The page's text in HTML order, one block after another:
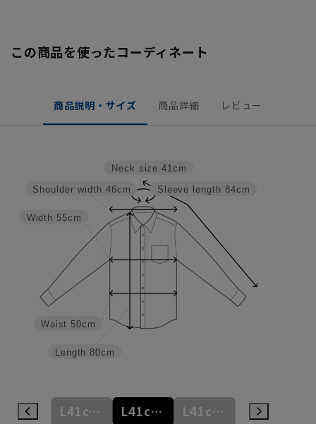
この商品を使ったコーディネート
商品説明・サイズ 商品詳細 レビュー
Sleeve length 84cm
Neck size 41cm
Length 80cm
Waist 50cm
Width 55cm
Shoulder width 46cm
L41cm/82cm L41cm/84cm L41cm/86cm